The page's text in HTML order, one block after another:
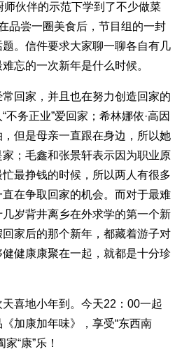
师伙伴的示范下学到了不少做菜
品尝一圈美食后，节目组的一封
。信件要求大家聊一聊各自有几
忘的一次新年是什么时候。
家，并且也在努力创造回家的
务正业”爱回家；希林娜依·高因
但是母亲一直跟在身边，所以她
；毛鑫和张景轩表示因为职业原
最挣钱的时候，所以两人有很多
在争取回家的机会。而对于最难
岁背井离乡在外求学的第一个新
家后的那个新年，都藏着游子对
健康康聚在一起，就都是十分珍
地小年到。今天22：00一起
加康加年味》，享受“东西南
“康”乐！